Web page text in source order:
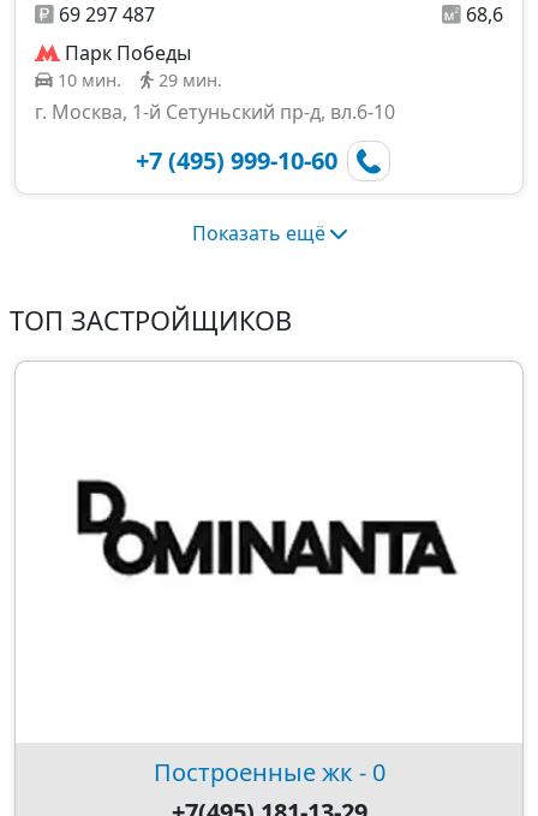
69 297 487
68,6
Парк Победы
10 мин. 29 мин.
г. Москва, 1-й Сетуньский пр-д, вл.6-10
+7 (495) 999-10-60
Показать ещё
ТОП ЗАСТРОЙЩИКОВ
Построенные жк - 0